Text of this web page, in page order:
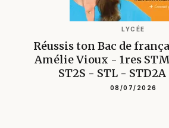
LYCÉE
Réussis ton Bac de
Amélie Vioux - 1res
ST2S - STL -
08/07/2026